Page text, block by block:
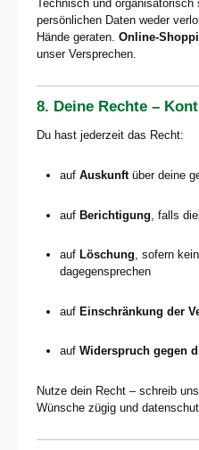
Technisch und
persönlichen Daten weder
Hände geraten. Online-
unser Versprechen.
8. Deine Rechte –
Du hast jederzeit das Recht:
auf Auskunftüber deine
auf Berichtigung , falls
auf Löschung, sofern
dagegensprechen
auf Einschränkung der
auf Widerspruch gegen
Nutze dein Recht – schreib
Wünsche zügig und